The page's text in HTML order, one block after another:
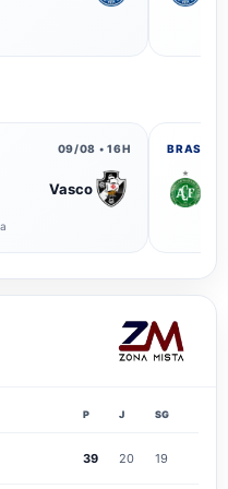
09/08 • 16H
Vasco
P J SG
39 20 19